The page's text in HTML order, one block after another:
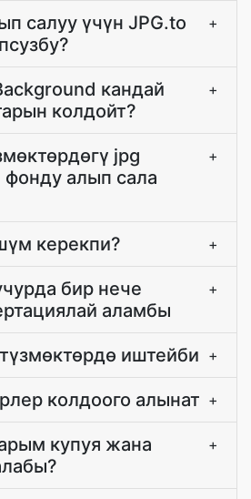
салуу үчүн JPG.to
+
кандай
колдойт?
+
jpg
фонду алып сала
+
керекпи? +
бир нече
аламбы
+
иштейби +
колдоого алынат +
купуя жана
+